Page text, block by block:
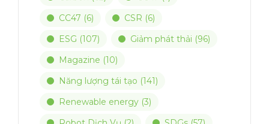
CC47 (6) CSR (6)
ESG (107) Giảm phát thải (96)
Magazine (10)
Năng lượng tái tạo (141)
Renewable energy (3)